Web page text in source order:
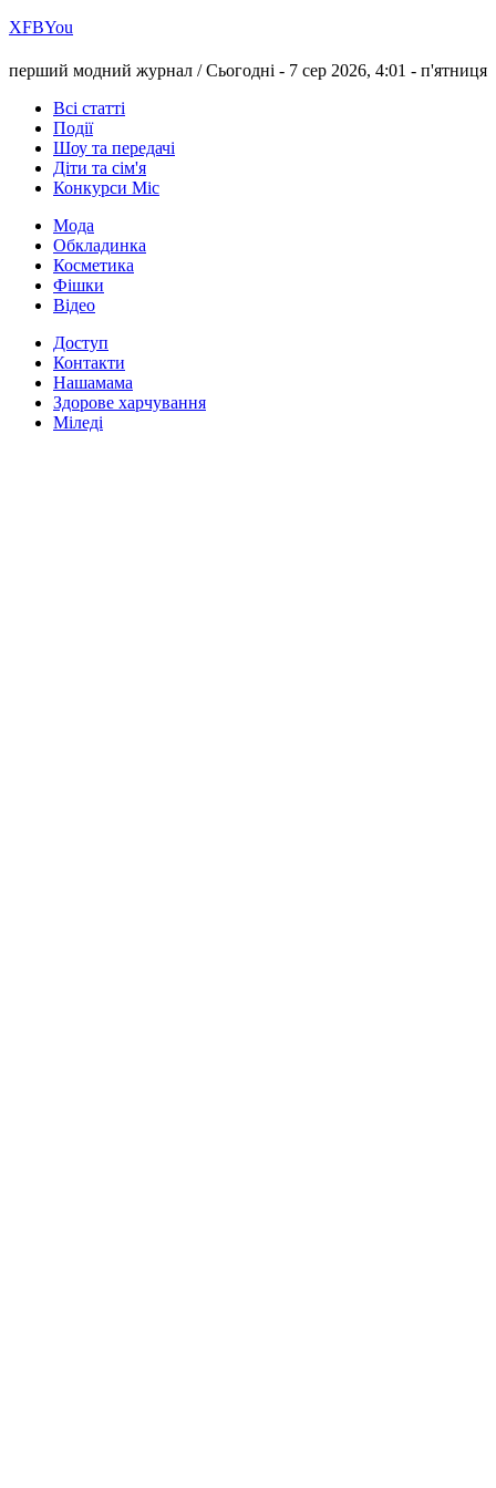
ХFBYou
перший модний журнал /Сьогодні - 7 сер 2026, 4:01 - п'ятниця
Всі статті
Події
Шоу та передачі
Діти та сім'я
Конкурси Міс
Мода
Обкладинка
Косметика
Фішки
Відео
Доступ
Контакти
Нашамама
Здорове харчування
Міледі